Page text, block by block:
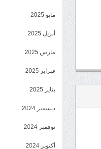
مايو 2025
أبريل 2025
مارس 2025
فبراير 2025
يناير 2025
ديسمبر 2024
نوفمبر 2024
أكتوبر 2024